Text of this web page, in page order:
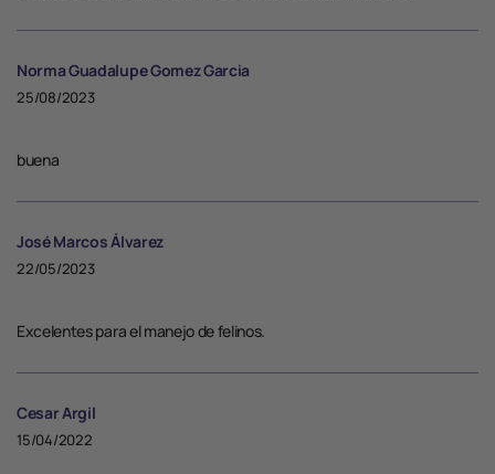
25/08/2023
Norma Guadalupe Gomez Garcia
buena
22/05/2023
José Marcos Álvarez
Excelentes para el manejo de felinos.
15/04/2022
Cesar Argil